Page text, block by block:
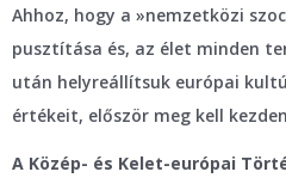
Ahhoz, hogy a »nemzetközi
pusztítása és, az élet minden
után helyreállítsuk európai
értékeit, először meg kell
A Közép- és Kelet-európai